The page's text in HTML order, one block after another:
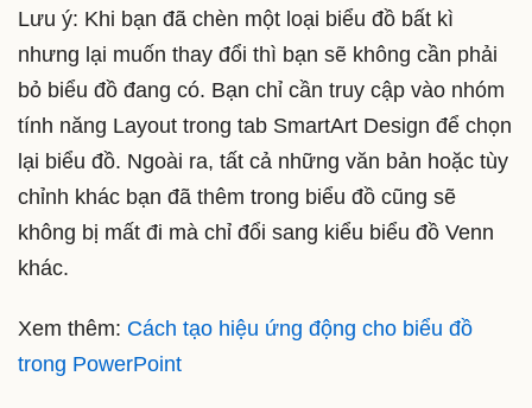
Lưu ý: Khi bạn đã chèn một loại biểu đồ bất kì
nhưng lại muốn thay đổi thì bạn sẽ không cần phải
bỏ biểu đồ đang có. Bạn chỉ cần truy cập vào nhóm
tính năng Layout trong tab SmartArt Design để chọn
lại biểu đồ. Ngoài ra, tất cả những văn bản hoặc tùy
chỉnh khác bạn đã thêm trong biểu đồ cũng sẽ
không bị mất đi mà chỉ đổi sang kiểu biểu đồ Venn
khác.
Xem thêm: Cách tạo hiệu ứng động cho biểu đồ
trong PowerPoint